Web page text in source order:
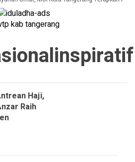
Haji,
Raih